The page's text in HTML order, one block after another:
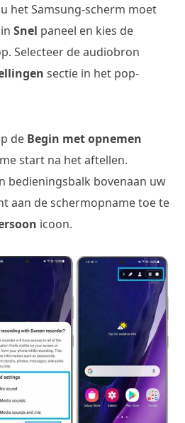
het Samsung-scherm moet
Snel paneel en kies de
Selecteer de audiobron
sectie in het pop-
de Begin met opnemen
start na het aftellen.
bedieningsbalk bovenaan uw
aan de schermopname toe te
icoon.